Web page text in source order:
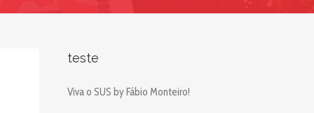
teste
Viva o SUS by Fábio Monteiro!